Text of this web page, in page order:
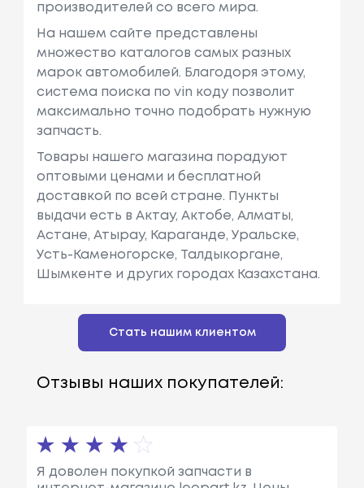
производителей со всего мира.
На нашем сайте представлены
множество каталогов самых разных
марок автомобилей. Благодоря этому,
система поиска по vin коду позволит
максимально точно подобрать нужную
запчасть.
Товары нашего магазина порадуют
оптовыми ценами и бесплатной
доставкой по всей стране. Пункты
выдачи есть в Актау, Актобе, Алматы,
Астане, Атырау, Караганде, Уральске,
Усть-Каменогорске, Талдыкоргане,
Шымкенте и других городах Казахстана.
Стать нашим клиентом
Отзывы наших покупателей:
Я доволен покупкой запчасти в